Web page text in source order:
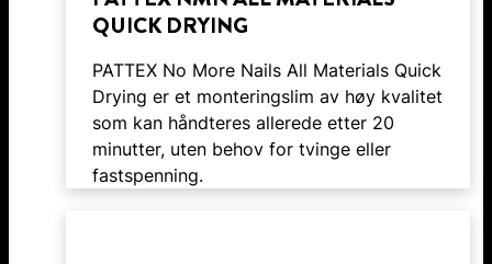
QUICK DRYING
PATTEX No More Nails All Materials Quick
Drying er et monteringslim av høy kvalitet
som kan håndteres allerede etter 20
minutter, uten behov for tvinge eller
fastspenning.